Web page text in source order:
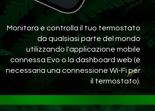
Monitora e controlla il tuo termostato
da qualsiasi parte del mondo
utilizzando l'applicazione mobile
connessa Evo o la dashboard web (è
necessaria una connessione Wi-Fi per
il termostato).